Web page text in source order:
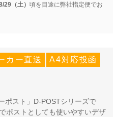
29（土） に弊社指定便でお
カー直送 A4対応投函
ポスト」D-POSTシリーズで
ポストとしても使いやすいデザ